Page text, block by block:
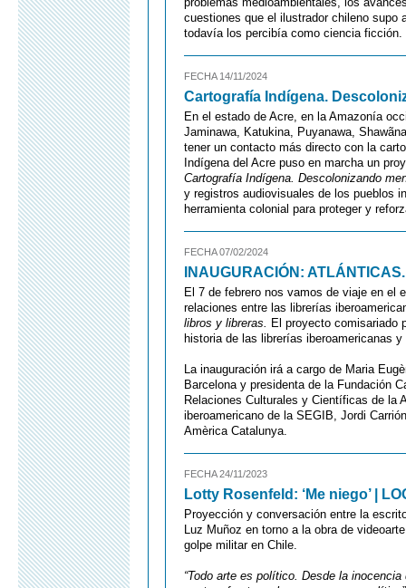
cuestiones que el ilustrador chileno supo
todavía los percibía como ciencia ficción.
FECHA 14/11/2024
Cartografía Indígena.
En el estado de Acre, en la Amazonía
Jaminawa, Katukina, Puyanawa,
tener un contacto más directo con la
Indígena del Acre puso en marcha un
Cartografía Indígena. Descolonizando
y registros audiovisuales de los pueblos
herramienta colonial para proteger y
FECHA 07/02/2024
INAUGURACIÓN:
El 7 de febrero nos vamos de viaje en el
relaciones entre las librerías
libros y libreras. El proyecto comisariado
historia de las librerías iberoamericanas
La inauguración irá a cargo de Maria
Barcelona y presidenta de la Fundación
Relaciones Culturales y Científicas de la
iberoamericano de la SEGIB, Jordi
Amèrica Catalunya.
FECHA 24/11/2023
Lotty Rosenfeld: ‘Me niego’ |
Proyección y conversación entre la
Luz Muñoz en torno a la obra de
golpe militar en Chile.
“Todo arte es político. Desde la